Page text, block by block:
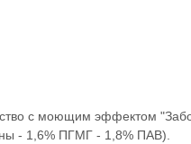
с моющим эффектом
- 1,6% ПГМГ - 1,8% ПАВ).